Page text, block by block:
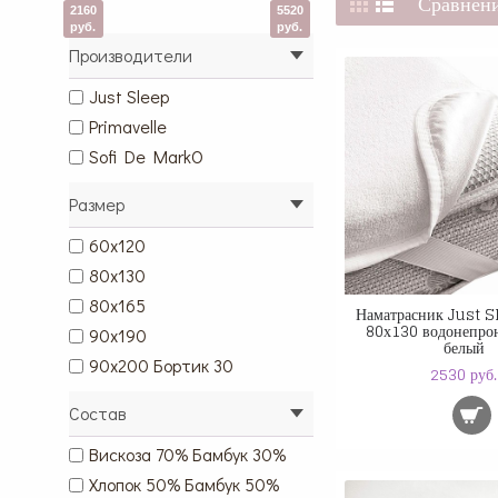
2160
руб.
5520
руб.
Производители
Just Sleep
Primavelle
Sofi De MarkO
Размер
60х120
80х130
80х165
90х190
90х200 Бортик 30
Состав
Вискоза 70% Бамбук 30%
Хлопок 50% Бамбук 50%
Наматрасник Just
80х130
белый
2530 руб.